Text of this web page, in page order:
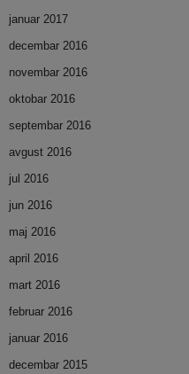
januar 2017
decembar 2016
novembar 2016
oktobar 2016
septembar 2016
avgust 2016
jul 2016
jun 2016
maj 2016
april 2016
mart 2016
februar 2016
januar 2016
decembar 2015